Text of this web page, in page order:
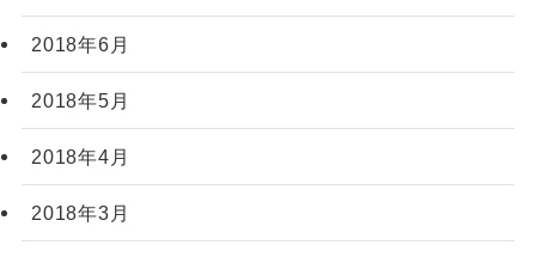
2018年6月
2018年5月
2018年4月
2018年3月